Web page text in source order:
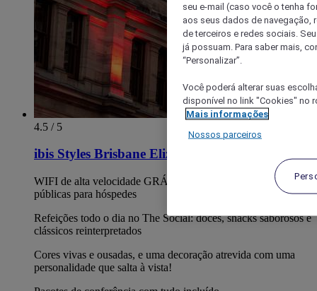
4.5 / 5
ibis Styles Brisbane Elizabeth Street
WIFI de alta velocidade GRÁTIS incluído em todas as áreas
públicas para hóspedes
Refeições todo o dia no The Social: doces, snacks saborosos e
clássicos reinterpretados
Cores vivas e ousadas, e uma decoração atrevida com uma
personalidade que salta à vista!
seu e-mail (caso você o tenha
aos seus dados de navegação,
de terceiros e redes sociais.
já possuam. Para saber mais,
“Personalizar”.
Você poderá alterar suas
disponível no link "Cookies" no
Mais informações
Nossos parceiros